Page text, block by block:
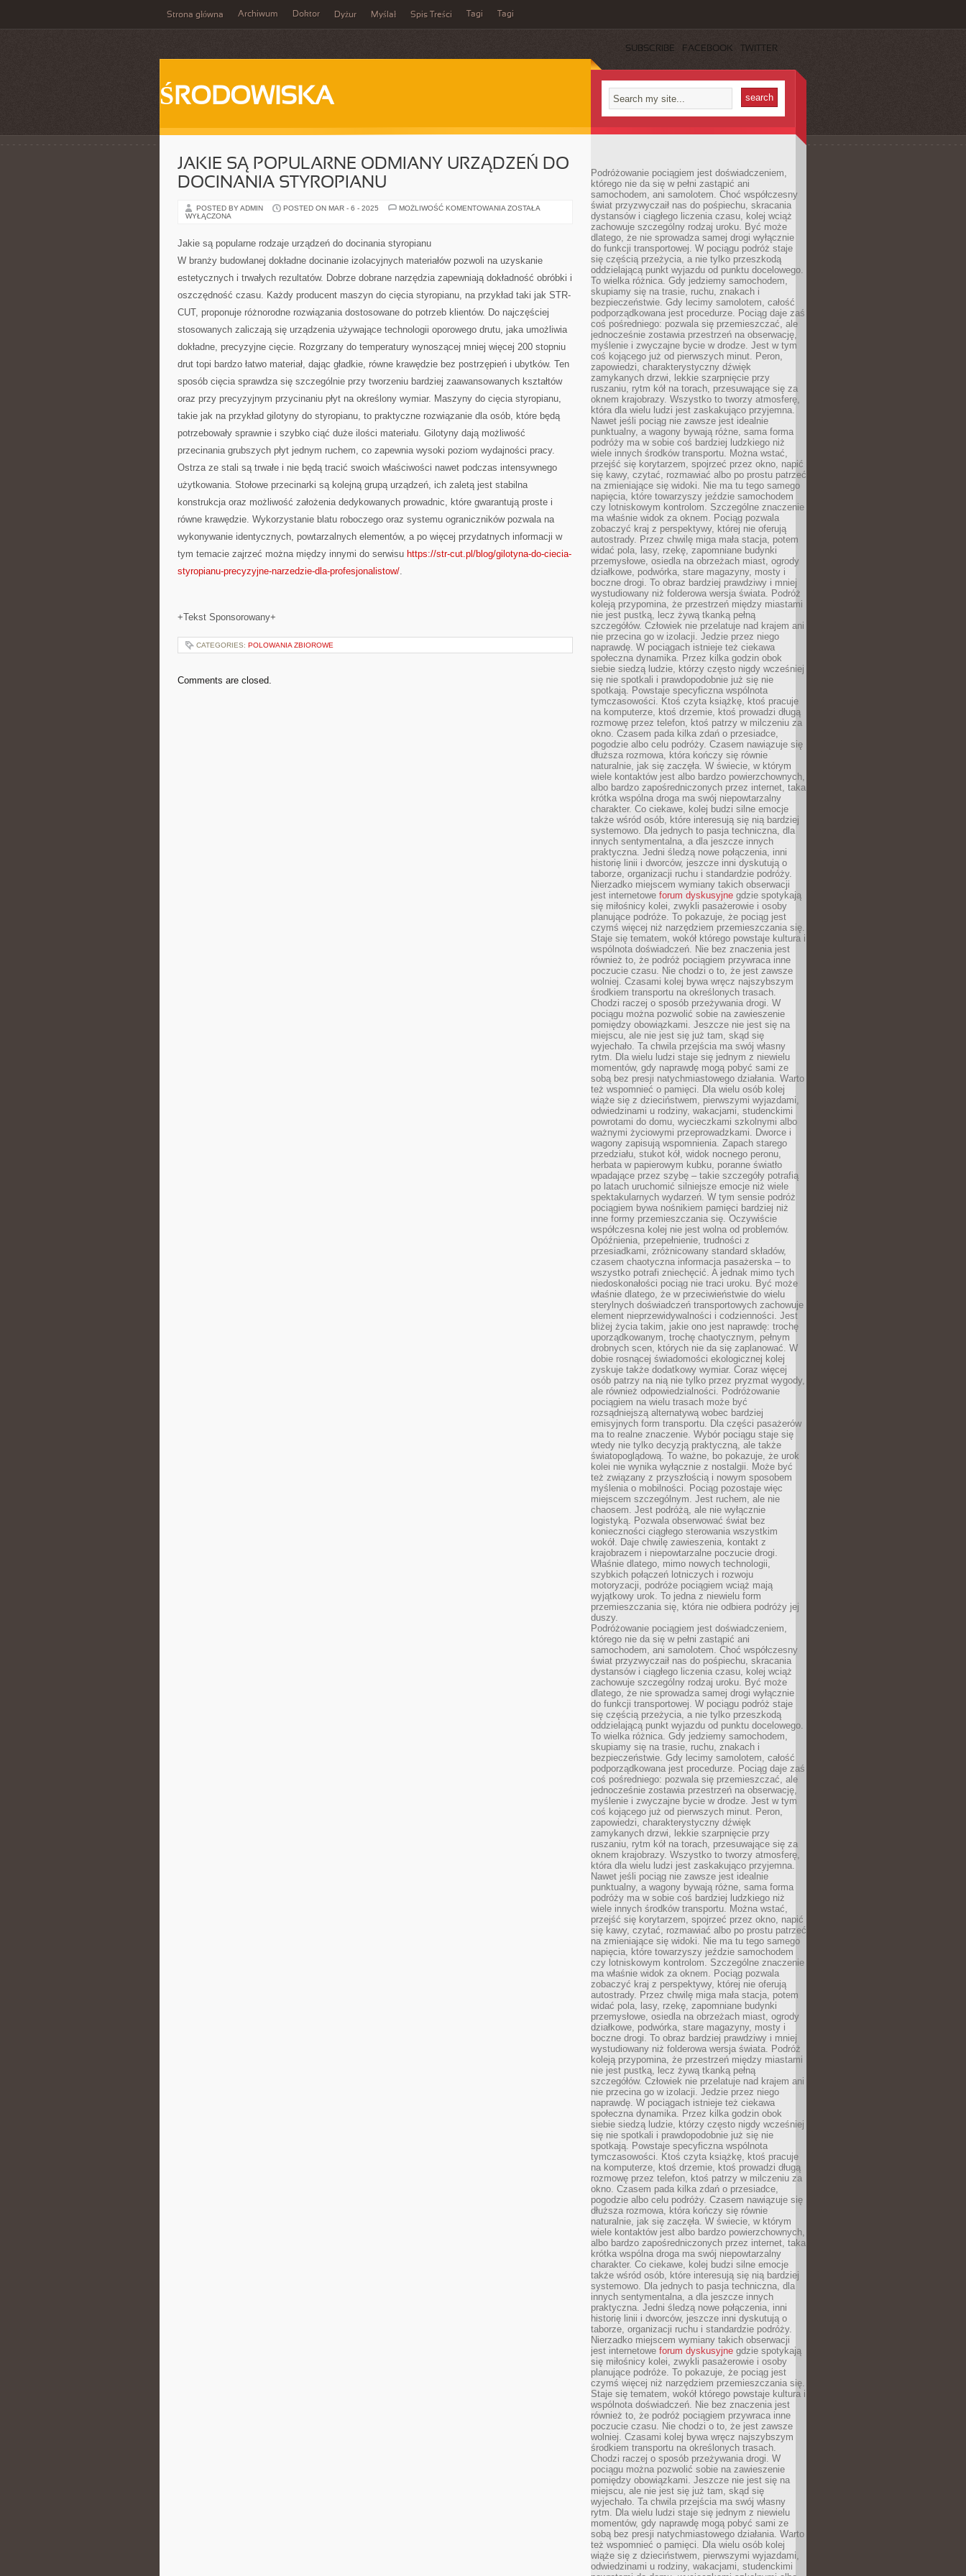
Strona główna Archiwum Doktor Dyżur Myślał Spis Treści Tagi Tagi
SUBSCRIBE FACEBOOK TWITTER
ŚRODOWISKA
JAKIE SĄ POPULARNE ODMIANY URZĄDZEŃ DO
DOCINANIA STYROPIANU
POSTED BY ADMIN POSTED ON MAR - 6 - 2025 MOŻLIWOŚĆ KOMENTOWANIA JAKIE
STYROPIANU
ZOSTAŁA
WYŁĄCZONA
Jakie są popularne rodzaje urządzeń do docinania styropianu
W branży budowlanej dokładne docinanie izolacyjnych materiałów pozwoli na uzyskanie
estetycznych i trwałych rezultatów. Dobrze dobrane narzędzia zapewniają dokładność obróbki i
oszczędność czasu. Każdy producent maszyn do cięcia styropianu, na przykład taki jak STR-
CUT, proponuje różnorodne rozwiązania dostosowane do potrzeb klientów. Do najczęściej
stosowanych zaliczają się urządzenia używające technologii oporowego drutu, jaka umożliwia
dokładne, precyzyjne cięcie. Rozgrzany do temperatury wynoszącej mniej więcej 200 stopniu
drut topi bardzo łatwo materiał, dając gładkie, równe krawędzie bez postrzępień i ubytków. Ten
sposób cięcia sprawdza się szczególnie przy tworzeniu bardziej zaawansowanych kształtów
oraz przy precyzyjnym przycinaniu płyt na określony wymiar. Maszyny do cięcia styropianu,
takie jak na przykład gilotyny do styropianu, to praktyczne rozwiązanie dla osób, które będą
potrzebowały sprawnie i szybko ciąć duże ilości materiału. Gilotyny dają możliwość
przecinania grubszych płyt jednym ruchem, co zapewnia wysoki poziom wydajności pracy.
Ostrza ze stali są trwałe i nie będą tracić swoich właściwości nawet podczas intensywnego
użytkowania. Stołowe przecinarki są kolejną grupą urządzeń, ich zaletą jest stabilna
konstrukcja oraz możliwość założenia dedykowanych prowadnic, które gwarantują proste i
równe krawędzie. Wykorzystanie blatu roboczego oraz systemu ograniczników pozwala na
wykonywanie identycznych, powtarzalnych elementów, a po więcej przydatnych informacji w
tym temacie zajrzeć można między innymi do serwisu https://str-cut.pl/blog/gilotyna-do-ciecia-
styropianu-precyzyjne-narzedzie-dla-profesjonalistow/.
+Tekst Sponsorowany+
CATEGORIES: POLOWANIA ZBIOROWE
Comments are closed.
Podróżowanie pociągiem jest doświadczeniem,
którego nie da się w pełni zastąpić ani
samochodem, ani samolotem. Choć współczesny
świat przyzwyczaił nas do pośpiechu, skracania
dystansów i ciągłego liczenia czasu, kolej wciąż
zachowuje szczególny rodzaj uroku. Być może
dlatego, że nie sprowadza samej drogi wyłącznie
do funkcji transportowej. W pociągu podróż staje
się częścią przeżycia, a nie tylko przeszkodą
oddzielającą punkt wyjazdu od punktu docelowego.
To wielka różnica. Gdy jedziemy samochodem,
skupiamy się na trasie, ruchu, znakach i
bezpieczeństwie. Gdy lecimy samolotem, całość
podporządkowana jest procedurze. Pociąg daje zaś
coś pośredniego: pozwala się przemieszczać, ale
jednocześnie zostawia przestrzeń na obserwację,
myślenie i zwyczajne bycie w drodze. Jest w tym
coś kojącego już od pierwszych minut. Peron,
zapowiedzi, charakterystyczny dźwięk
zamykanych drzwi, lekkie szarpnięcie przy
ruszaniu, rytm kół na torach, przesuwające się za
oknem krajobrazy. Wszystko to tworzy atmosferę,
która dla wielu ludzi jest zaskakująco przyjemna.
Nawet jeśli pociąg nie zawsze jest idealnie
punktualny, a wagony bywają różne, sama forma
podróży ma w sobie coś bardziej ludzkiego niż
wiele innych środków transportu. Można wstać,
przejść się korytarzem, spojrzeć przez okno, napić
się kawy, czytać, rozmawiać albo po prostu patrzeć
na zmieniające się widoki. Nie ma tu tego samego
napięcia, które towarzyszy jeździe samochodem
czy lotniskowym kontrolom. Szczególne znaczenie
ma właśnie widok za oknem. Pociąg pozwala
zobaczyć kraj z perspektywy, której nie oferują
autostrady. Przez chwilę miga mała stacja, potem
widać pola, lasy, rzekę, zapomniane budynki
przemysłowe, osiedla na obrzeżach miast, ogrody
działkowe, podwórka, stare magazyny, mosty i
boczne drogi. To obraz bardziej prawdziwy i mniej
wystudiowany niż folderowa wersja świata. Podróż
koleją przypomina, że przestrzeń między miastami
nie jest pustką, lecz żywą tkanką pełną
szczegółów. Człowiek nie przelatuje nad krajem ani
nie przecina go w izolacji. Jedzie przez niego
naprawdę. W pociągach istnieje też ciekawa
społeczna dynamika. Przez kilka godzin obok
siebie siedzą ludzie, którzy często nigdy wcześniej
się nie spotkali i prawdopodobnie już się nie
spotkają. Powstaje specyficzna wspólnota
tymczasowości. Ktoś czyta książkę, ktoś pracuje
na komputerze, ktoś drzemie, ktoś prowadzi długą
rozmowę przez telefon, ktoś patrzy w milczeniu za
okno. Czasem pada kilka zdań o przesiadce,
pogodzie albo celu podróży. Czasem nawiązuje się
dłuższa rozmowa, która kończy się równie
naturalnie, jak się zaczęła. W świecie, w którym
wiele kontaktów jest albo bardzo powierzchownych,
albo bardzo zapośredniczonych przez internet, taka
krótka wspólna droga ma swój niepowtarzalny
charakter. Co ciekawe, kolej budzi silne emocje
także wśród osób, które interesują się nią bardziej
systemowo. Dla jednych to pasja techniczna, dla
innych sentymentalna, a dla jeszcze innych
praktyczna. Jedni śledzą nowe połączenia, inni
historię linii i dworców, jeszcze inni dyskutują o
taborze, organizacji ruchu i standardzie podróży.
Nierzadko miejscem wymiany takich obserwacji
jest internetowe forum dyskusyjne gdzie spotykają
się miłośnicy kolei, zwykli pasażerowie i osoby
planujące podróże. To pokazuje, że pociąg jest
czymś więcej niż narzędziem przemieszczania się.
Staje się tematem, wokół którego powstaje kultura i
wspólnota doświadczeń. Nie bez znaczenia jest
również to, że podróż pociągiem przywraca inne
poczucie czasu. Nie chodzi o to, że jest zawsze
wolniej. Czasami kolej bywa wręcz najszybszym
środkiem transportu na określonych trasach.
Chodzi raczej o sposób przeżywania drogi. W
pociągu można pozwolić sobie na zawieszenie
pomiędzy obowiązkami. Jeszcze nie jest się na
miejscu, ale nie jest się już tam, skąd się
wyjechało. Ta chwila przejścia ma swój własny
rytm. Dla wielu ludzi staje się jednym z niewielu
momentów, gdy naprawdę mogą pobyć sami ze
sobą bez presji natychmiastowego działania. Warto
też wspomnieć o pamięci. Dla wielu osób kolej
wiąże się z dzieciństwem, pierwszymi wyjazdami,
odwiedzinami u rodziny, wakacjami, studenckimi
powrotami do domu, wycieczkami szkolnymi albo
ważnymi życiowymi przeprowadzkami. Dworce i
wagony zapisują wspomnienia. Zapach starego
przedziału, stukot kół, widok nocnego peronu,
herbata w papierowym kubku, poranne światło
wpadające przez szybę – takie szczegóły potrafią
po latach uruchomić silniejsze emocje niż wiele
spektakularnych wydarzeń. W tym sensie podróż
pociągiem bywa nośnikiem pamięci bardziej niż
inne formy przemieszczania się. Oczywiście
współczesna kolej nie jest wolna od problemów.
Opóźnienia, przepełnienie, trudności z
przesiadkami, zróżnicowany standard składów,
czasem chaotyczna informacja pasażerska – to
wszystko potrafi zniechęcić. A jednak mimo tych
niedoskonałości pociąg nie traci uroku. Być może
właśnie dlatego, że w przeciwieństwie do wielu
sterylnych doświadczeń transportowych zachowuje
element nieprzewidywalności i codzienności. Jest
bliżej życia takim, jakie ono jest naprawdę: trochę
uporządkowanym, trochę chaotycznym, pełnym
drobnych scen, których nie da się zaplanować. W
dobie rosnącej świadomości ekologicznej kolej
zyskuje także dodatkowy wymiar. Coraz więcej
osób patrzy na nią nie tylko przez pryzmat wygody,
ale również odpowiedzialności. Podróżowanie
pociągiem na wielu trasach może być
rozsądniejszą alternatywą wobec bardziej
emisyjnych form transportu. Dla części pasażerów
ma to realne znaczenie. Wybór pociągu staje się
wtedy nie tylko decyzją praktyczną, ale także
światopoglądową. To ważne, bo pokazuje, że urok
kolei nie wynika wyłącznie z nostalgii. Może być
też związany z przyszłością i nowym sposobem
myślenia o mobilności. Pociąg pozostaje więc
miejscem szczególnym. Jest ruchem, ale nie
chaosem. Jest podróżą, ale nie wyłącznie
logistyką. Pozwala obserwować świat bez
konieczności ciągłego sterowania wszystkim
wokół. Daje chwilę zawieszenia, kontakt z
krajobrazem i niepowtarzalne poczucie drogi.
Właśnie dlatego, mimo nowych technologii,
szybkich połączeń lotniczych i rozwoju
motoryzacji, podróże pociągiem wciąż mają
wyjątkowy urok. To jedna z niewielu form
przemieszczania się, która nie odbiera podróży jej
duszy.
Podróżowanie pociągiem jest doświadczeniem,
którego nie da się w pełni zastąpić ani
samochodem, ani samolotem. Choć współczesny
świat przyzwyczaił nas do pośpiechu, skracania
dystansów i ciągłego liczenia czasu, kolej wciąż
zachowuje szczególny rodzaj uroku. Być może
dlatego, że nie sprowadza samej drogi wyłącznie
do funkcji transportowej. W pociągu podróż staje
się częścią przeżycia, a nie tylko przeszkodą
oddzielającą punkt wyjazdu od punktu docelowego.
To wielka różnica. Gdy jedziemy samochodem,
skupiamy się na trasie, ruchu, znakach i
bezpieczeństwie. Gdy lecimy samolotem, całość
podporządkowana jest procedurze. Pociąg daje zaś
coś pośredniego: pozwala się przemieszczać, ale
jednocześnie zostawia przestrzeń na obserwację,
myślenie i zwyczajne bycie w drodze. Jest w tym
coś kojącego już od pierwszych minut. Peron,
zapowiedzi, charakterystyczny dźwięk
zamykanych drzwi, lekkie szarpnięcie przy
ruszaniu, rytm kół na torach, przesuwające się za
oknem krajobrazy. Wszystko to tworzy atmosferę,
która dla wielu ludzi jest zaskakująco przyjemna.
Nawet jeśli pociąg nie zawsze jest idealnie
punktualny, a wagony bywają różne, sama forma
podróży ma w sobie coś bardziej ludzkiego niż
wiele innych środków transportu. Można wstać,
przejść się korytarzem, spojrzeć przez okno, napić
się kawy, czytać, rozmawiać albo po prostu patrzeć
na zmieniające się widoki. Nie ma tu tego samego
napięcia, które towarzyszy jeździe samochodem
czy lotniskowym kontrolom. Szczególne znaczenie
ma właśnie widok za oknem. Pociąg pozwala
zobaczyć kraj z perspektywy, której nie oferują
autostrady. Przez chwilę miga mała stacja, potem
widać pola, lasy, rzekę, zapomniane budynki
przemysłowe, osiedla na obrzeżach miast, ogrody
działkowe, podwórka, stare magazyny, mosty i
boczne drogi. To obraz bardziej prawdziwy i mniej
wystudiowany niż folderowa wersja świata. Podróż
koleją przypomina, że przestrzeń między miastami
nie jest pustką, lecz żywą tkanką pełną
szczegółów. Człowiek nie przelatuje nad krajem ani
nie przecina go w izolacji. Jedzie przez niego
naprawdę. W pociągach istnieje też ciekawa
społeczna dynamika. Przez kilka godzin obok
siebie siedzą ludzie, którzy często nigdy wcześniej
się nie spotkali i prawdopodobnie już się nie
spotkają. Powstaje specyficzna wspólnota
tymczasowości. Ktoś czyta książkę, ktoś pracuje
na komputerze, ktoś drzemie, ktoś prowadzi długą
rozmowę przez telefon, ktoś patrzy w milczeniu za
okno. Czasem pada kilka zdań o przesiadce,
pogodzie albo celu podróży. Czasem nawiązuje się
dłuższa rozmowa, która kończy się równie
naturalnie, jak się zaczęła. W świecie, w którym
wiele kontaktów jest albo bardzo powierzchownych,
albo bardzo zapośredniczonych przez internet, taka
krótka wspólna droga ma swój niepowtarzalny
charakter. Co ciekawe, kolej budzi silne emocje
także wśród osób, które interesują się nią bardziej
systemowo. Dla jednych to pasja techniczna, dla
innych sentymentalna, a dla jeszcze innych
praktyczna. Jedni śledzą nowe połączenia, inni
historię linii i dworców, jeszcze inni dyskutują o
taborze, organizacji ruchu i standardzie podróży.
Nierzadko miejscem wymiany takich obserwacji
jest internetowe forum dyskusyjne gdzie spotykają
się miłośnicy kolei, zwykli pasażerowie i osoby
planujące podróże. To pokazuje, że pociąg jest
czymś więcej niż narzędziem przemieszczania się.
Staje się tematem, wokół którego powstaje kultura i
wspólnota doświadczeń. Nie bez znaczenia jest
również to, że podróż pociągiem przywraca inne
poczucie czasu. Nie chodzi o to, że jest zawsze
wolniej. Czasami kolej bywa wręcz najszybszym
środkiem transportu na określonych trasach.
Chodzi raczej o sposób przeżywania drogi. W
pociągu można pozwolić sobie na zawieszenie
pomiędzy obowiązkami. Jeszcze nie jest się na
miejscu, ale nie jest się już tam, skąd się
wyjechało. Ta chwila przejścia ma swój własny
rytm. Dla wielu ludzi staje się jednym z niewielu
momentów, gdy naprawdę mogą pobyć sami ze
sobą bez presji natychmiastowego działania. Warto
też wspomnieć o pamięci. Dla wielu osób kolej
wiąże się z dzieciństwem, pierwszymi wyjazdami,
odwiedzinami u rodziny, wakacjami, studenckimi